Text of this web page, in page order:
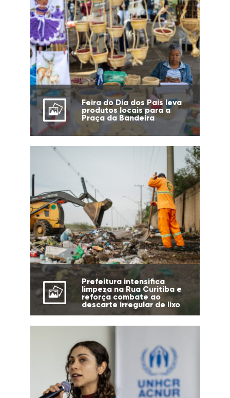
Feira do Dia dos Pais leva
produtos locais para a
Praça da Bandeira
Prefeitura intensifica
limpeza na Rua Curitiba e
reforça combate ao
descarte irregular de lixo